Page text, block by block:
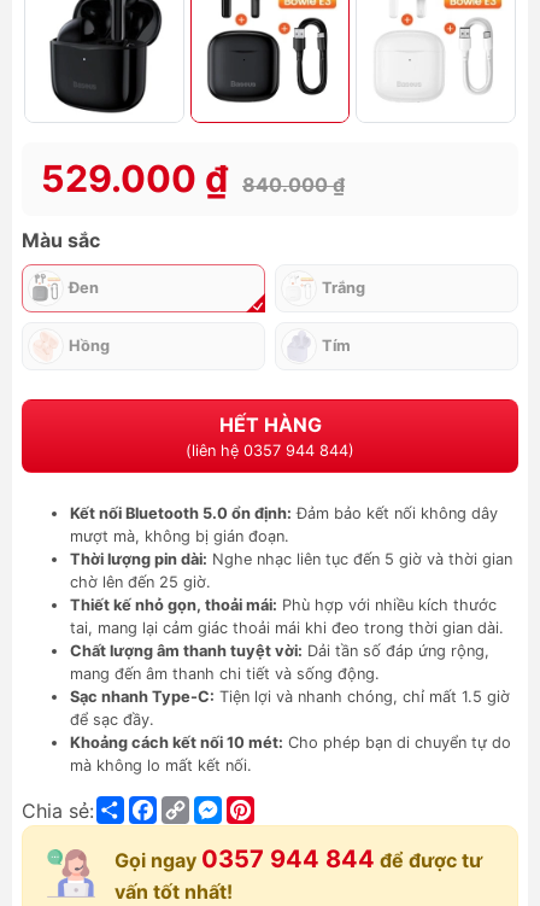
529.000 ₫ 840.000 ₫
Màu sắc
Đen Trắng
Hồng Tím
HẾT HÀNG
(liên hệ 0357 944 844)
Kết nối Bluetooth 5.0 ổn định: Đảm bảo kết nối không dây
mượt mà, không bị gián đoạn.
Thời lượng pin dài: Nghe nhạc liên tục đến 5 giờ và thời gian
chờ lên đến 25 giờ.
Thiết kế nhỏ gọn, thoải mái: Phù hợp với nhiều kích thước
tai, mang lại cảm giác thoải mái khi đeo trong thời gian dài.
Chất lượng âm thanh tuyệt vời: Dải tần số đáp ứng rộng,
mang đến âm thanh chi tiết và sống động.
Sạc nhanh Type-C: Tiện lợi và nhanh chóng, chỉ mất 1.5 giờ
để sạc đầy.
Khoảng cách kết nối 10 mét: Cho phép bạn di chuyển tự do
mà không lo mất kết nối.
Chia sẻ: ShareFacebook
Copy
Link
Messenger
Gọi ngay 0357 944 844 để được tư
vấn tốt nhất!